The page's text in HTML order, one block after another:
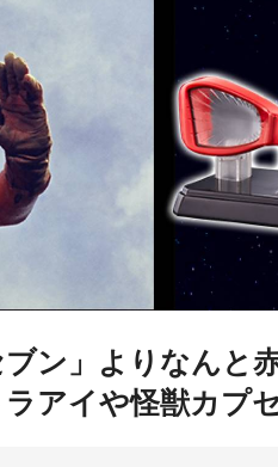
ブン」よりなんと
アイや怪獣カプ